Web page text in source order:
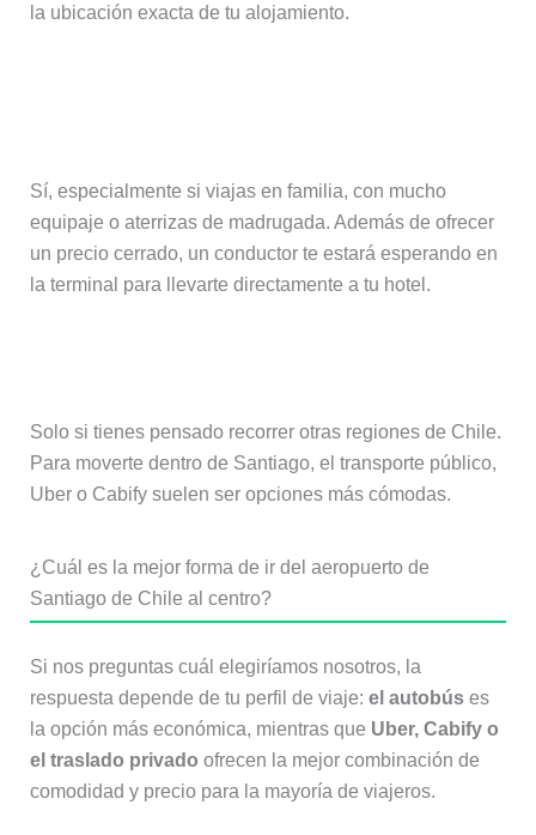
la ubicación exacta de tu alojamiento.
Sí, especialmente si viajas en familia, con mucho
equipaje o aterrizas de madrugada. Además de ofrecer
un precio cerrado, un conductor te estará esperando en
la terminal para llevarte directamente a tu hotel.
Solo si tienes pensado recorrer otras regiones de Chile.
Para moverte dentro de Santiago, el transporte público,
Uber o Cabify suelen ser opciones más cómodas.
¿Cuál es la mejor forma de ir del aeropuerto de
Santiago de Chile al centro?
Si nos preguntas cuál elegiríamos nosotros, la
respuesta depende de tu perfil de viaje: el autobúses
la opción más económica, mientras que Uber, Cabify o
el traslado privado ofrecen la mejor combinación de
comodidad y precio para la mayoría de viajeros.